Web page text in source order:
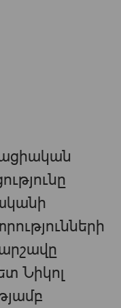
Նիկոլ